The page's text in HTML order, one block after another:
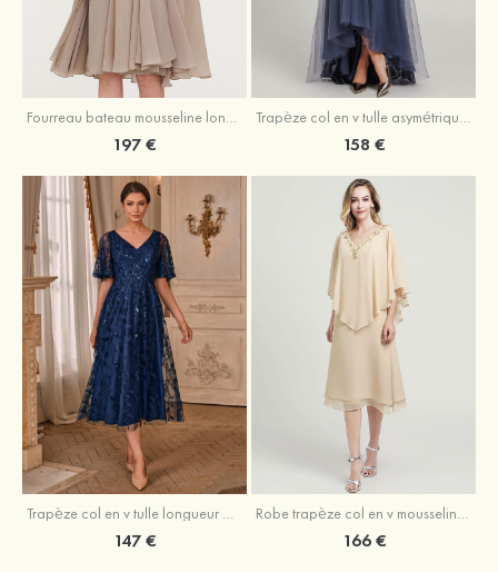
Fourreau bateau mousseline longueur genou robe de mère de la mariée avec appliqué plissé veste
197 €
Trapèze col en v tulle asymétrique robe de mère de la mariée
158 €
Trapèze col en v tulle longueur mollet robe de mère de la mariée avec appliqué paillettes ceinture
147 €
Robe trapèze col en v mousseline longueur mollet robe de mère de la mariée avec perle
166 €